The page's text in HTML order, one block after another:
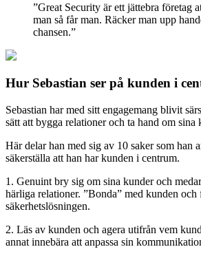
”Great Security är ett jättebra företag
man så får man. Räcker man upp
chansen.”
Hur Sebastian ser på kunden i
Sebastian har med sitt engagemang blivit
sätt att bygga relationer och ta hand om sina
Här delar han med sig av 10 saker som han
säkerställa att han har kunden i centrum.
1. Genuint bry sig om sina kunder och
härliga relationer. ”Bonda” med kunden och
säkerhetslösningen.
2. Läs av kunden och agera utifrån vem
annat innebära att anpassa sin